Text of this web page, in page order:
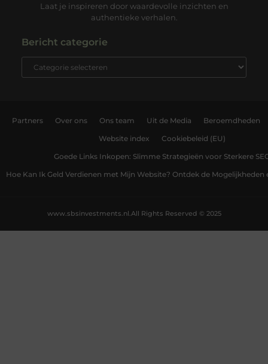
Laat je inspireren door waardevolle inzichten en
authentieke verhalen.
Bericht categorie
Partners Over ons Ons team Uit de Media Beroemdheden
Website index Cookiebeleid (EU)
Goede Links Inkopen: Slimme Strategieën voor Sterkere
Hoe Kan Ik Geld Verdienen met Mijn Website? Ontdek de Mogelijkheden
All Rights Reserved © 2025
www.sbsinvestments.nl.